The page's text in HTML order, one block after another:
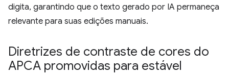
digita, garantindo que o texto gerado por IA permaneça
relevante para suas edições manuais.
Diretrizes de contraste de cores do
APCA promovidas para estável